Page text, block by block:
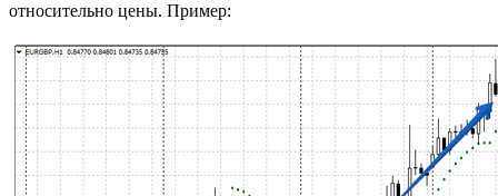
относительно цены. Пример: